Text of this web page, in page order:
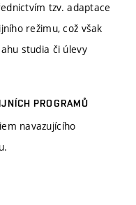
tzv. adaptace
režimu, což však
studia či úlevy
PROGRAMŮ
navazujícího